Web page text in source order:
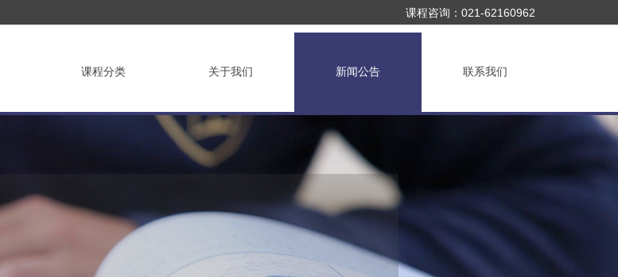
课程咨询： 021-62160962
课程分类 关于我们 新闻公告 联系我们
为客户创造价值